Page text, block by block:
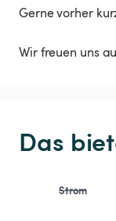
Gerne vorher
Wir freuen uns
Das
Strom